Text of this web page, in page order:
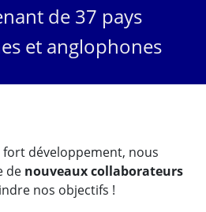
de 37 pays
et anglophones
développement, nous
de nouveaux collaborateurs
nos objectifs !